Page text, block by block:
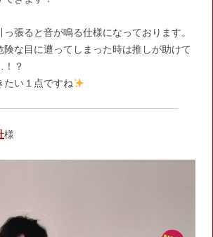
張ると音が鳴る仕様になっております。
険な目に遭ってしまった時は推しが助けて
？
たい１点ですね
様